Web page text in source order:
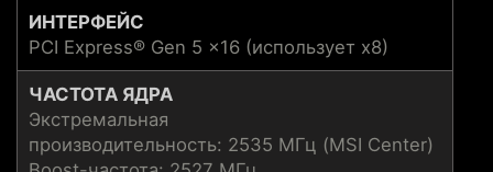
ИНТЕРФЕЙС
PCI Express® Gen 5 x16 (использует x8)
ЧАСТОТА ЯДРА
Экстремальная
производительность: 2535 МГц (MSI Center)